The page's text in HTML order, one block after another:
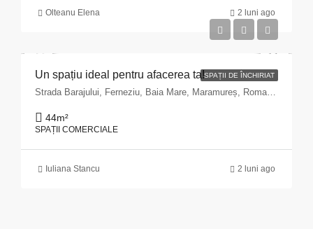
Olteanu Elena 2 luni ago
SPAȚII DE ÎNCHIRIAT
Un spațiu ideal pentru afacerea ta!
Strada Barajului, Ferneziu, Baia Mare, Maramureș, Romania
44m²
SPAȚII COMERCIALE
Iuliana Stancu 2 luni ago